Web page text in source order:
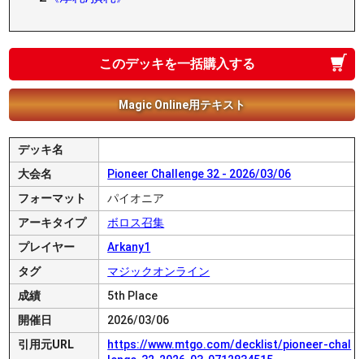
このデッキを一括購入する
Magic Online用テキスト
デッキ名
大会名
Pioneer Challenge 32 - 2026/03/06
フォーマット
パイオニア
アーキタイプ
ボロス召集
プレイヤー
Arkany1
タグ
マジックオンライン
成績
5th Place
開催日
2026/03/06
引用元URL
https://www.mtgo.com/decklist/pioneer-chal